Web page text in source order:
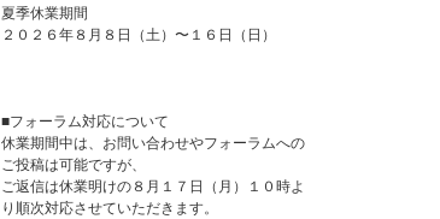
夏季休業期間
２０２６年８月８日（土）〜１６日（日）
■フォーラム対応について
休業期間中は、お問い合わせやフォーラムへの
ご投稿は可能ですが、
ご返信は休業明けの８月１７日（月）１０時よ
り順次対応させていただきます。